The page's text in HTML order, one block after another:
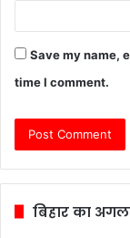
Save my name,
time I comment.
बिहार का